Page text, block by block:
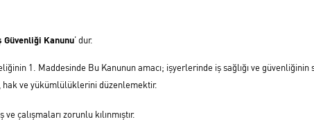
Güvenliği Kanunu’ dur.
1. Maddesinde Bu Kanunun amacı; işyerlerinde iş sağlığı ve
hak ve yükümlülüklerini düzenlemektir.
çalışmaları zorunlu kılınmıştır.